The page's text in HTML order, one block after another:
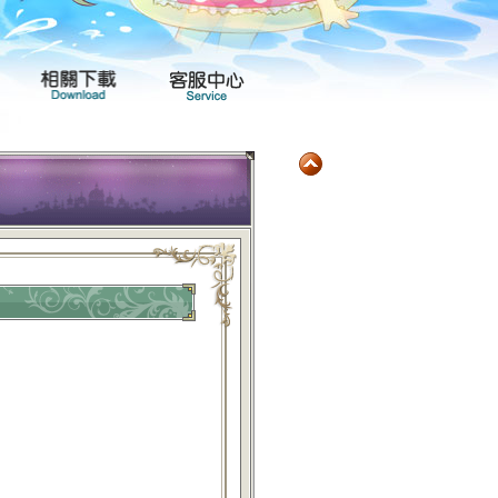
玩家社群 產品專區 相關下載 客服中心